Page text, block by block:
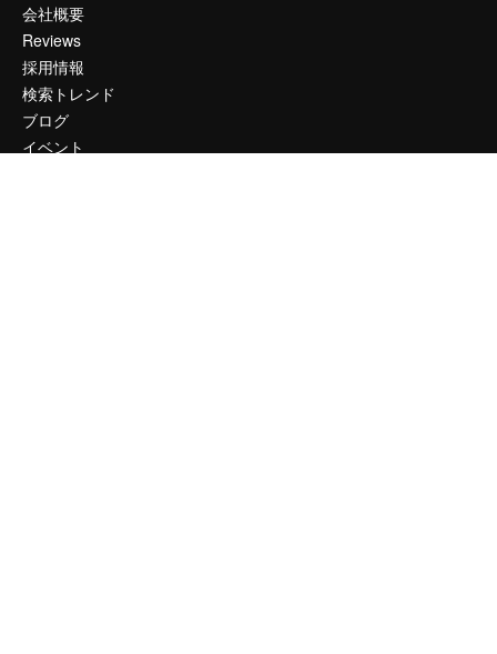
会社概要
Reviews
採用情報
検索トレンド
ブログ
イベント